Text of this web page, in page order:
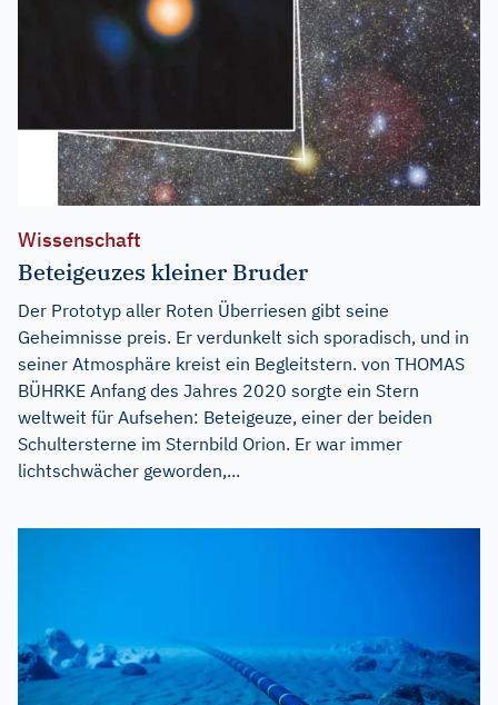
Wissenschaft
Beteigeuzes kleiner Bruder
Der Prototyp aller Roten Überriesen gibt seine
Geheimnisse preis. Er verdunkelt sich sporadisch, und in
seiner Atmosphäre kreist ein Begleitstern. von THOMAS
BÜHRKE Anfang des Jahres 2020 sorgte ein Stern
weltweit für Aufsehen: Beteigeuze, einer der beiden
Schultersterne im Sternbild Orion. Er war immer
lichtschwächer geworden,...